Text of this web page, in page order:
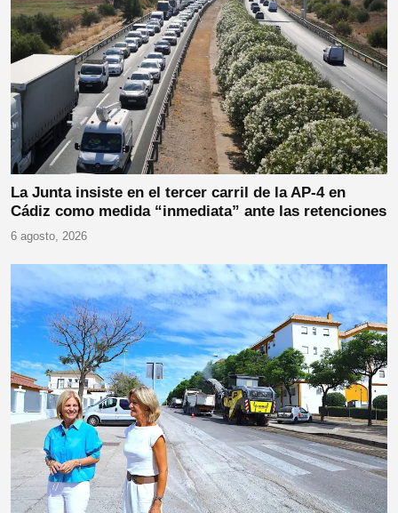
La Junta insiste en el tercer carril de la AP-4 en
Cádiz como medida “inmediata” ante las retenciones
6 agosto, 2026